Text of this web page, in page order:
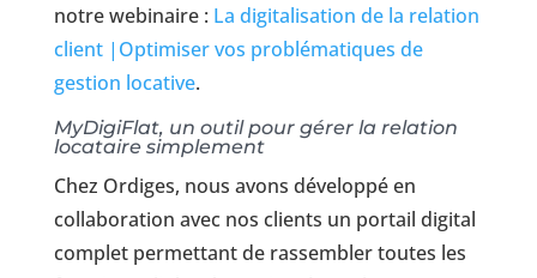
notre webinaire : La digitalisation de la relation
client |Optimiser vos problématiques de
gestion locative.
MyDigiFlat, un outil pour gérer la relation
locataire simplement
Chez Ordiges, nous avons développé en
collaboration avec nos clients un portail digital
complet permettant de rassembler toutes les